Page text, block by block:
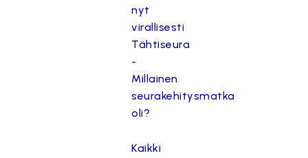
nyt
virallisesti
Tähtiseura
-
Millainen
seurakehitysmatka
oli?
Kaikki